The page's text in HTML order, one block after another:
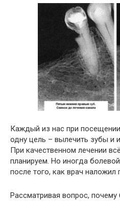
Каждый из нас при
одну цель – вылечить зубы и
При качественном лечении
планируем. Но иногда
после того, как врач наложил
Рассматривая вопрос,